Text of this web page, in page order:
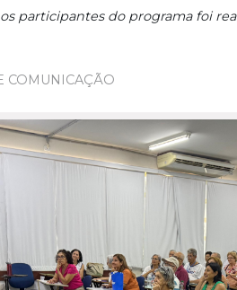
participantes do programa foi
COMUNICAÇÃO